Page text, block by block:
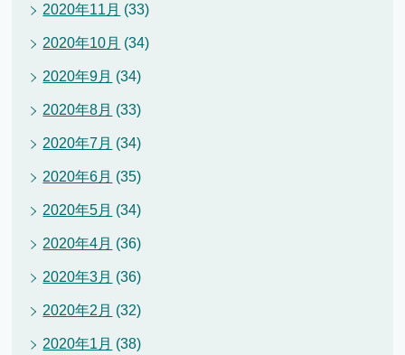
2020年11月 (33)
2020年10月 (34)
2020年9月 (34)
2020年8月 (33)
2020年7月 (34)
2020年6月 (35)
2020年5月 (34)
2020年4月 (36)
2020年3月 (36)
2020年2月 (32)
2020年1月 (38)